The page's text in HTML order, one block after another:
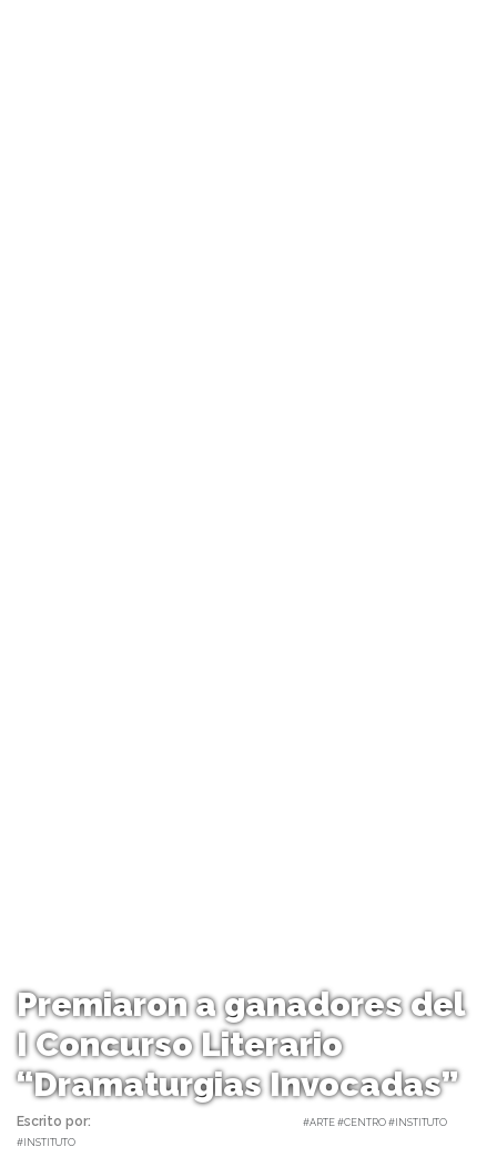
Premiaron a ganadores del
I Concurso Literario
“Dramaturgias Invocadas”
Escrito por:
#ARTE #CENTRO #INSTITUTO
#INSTITUTO